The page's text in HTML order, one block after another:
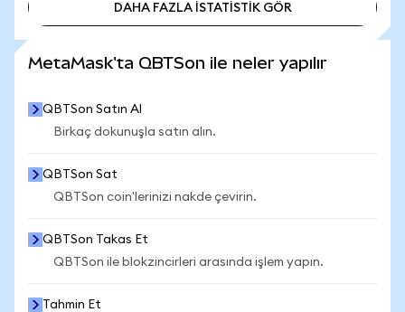
DAHA FAZLA İSTATİSTİK GÖR
MetaMask'ta QBTSon ile neler yapılır
QBTSon Satın Al
Birkaç dokunuşla satın alın.
QBTSon Sat
QBTSon coin'lerinizi nakde çevirin.
QBTSon Takas Et
QBTSon ile blokzincirleri arasında işlem yapın.
Tahmin Et